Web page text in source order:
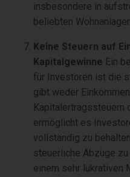
insbesondere in
beliebten
Keine Steuern auf
Kapitalgewinne Ein
für Investoren ist die
gibt weder
Kapitalertragssteuern
ermöglicht es
vollständig zu
steuerliche Abzüge
einem sehr lukrativen